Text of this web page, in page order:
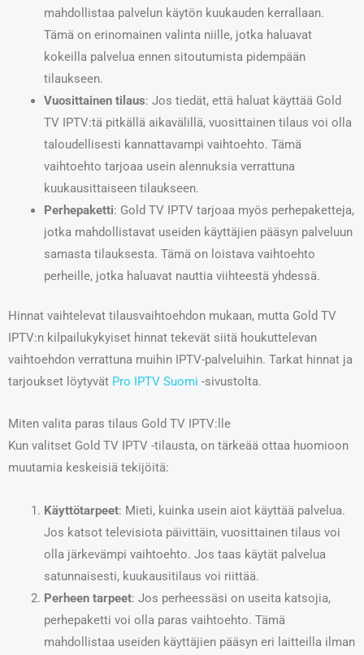
mahdollistaa palvelun käytön kuukauden kerrallaan.
Tämä on erinomainen valinta niille, jotka haluavat
kokeilla palvelua ennen sitoutumista pidempään
tilaukseen.
Vuosittainen tilaus: Jos tiedät, että haluat käyttää Gold
TV IPTV:tä pitkällä aikavälillä, vuosittainen tilaus voi olla
taloudellisesti kannattavampi vaihtoehto. Tämä
vaihtoehto tarjoaa usein alennuksia verrattuna
kuukausittaiseen tilaukseen.
Perhepaketti: Gold TV IPTV tarjoaa myös perhepaketteja,
jotka mahdollistavat useiden käyttäjien pääsyn palveluun
samasta tilauksesta. Tämä on loistava vaihtoehto
perheille, jotka haluavat nauttia viihteestä yhdessä.
Hinnat vaihtelevat tilausvaihtoehdon mukaan, mutta Gold TV
IPTV:n kilpailukykyiset hinnat tekevät siitä houkuttelevan
vaihtoehdon verrattuna muihin IPTV-palveluihin. Tarkat hinnat ja
tarjoukset löytyvät Pro IPTV Suomi -sivustolta.
Miten valita paras tilaus Gold TV IPTV:lle
Kun valitset Gold TV IPTV -tilausta, on tärkeää ottaa huomioon
muutamia keskeisiä tekijöitä:
Käyttötarpeet: Mieti, kuinka usein aiot käyttää palvelua.
Jos katsot televisiota päivittäin, vuosittainen tilaus voi
olla järkevämpi vaihtoehto. Jos taas käytät palvelua
satunnaisesti, kuukausitilaus voi riittää.
Perheen tarpeet: Jos perheessäsi on useita katsojia,
perhepaketti voi olla paras vaihtoehto. Tämä
mahdollistaa useiden käyttäjien pääsyn eri laitteilla ilman